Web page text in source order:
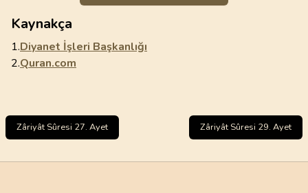
Kaynakça
1.Diyanet İşleri Başkanlığı
2.Quran.com
Zâriyât Sûresi 27. Ayet Zâriyât Sûresi 29. Ayet